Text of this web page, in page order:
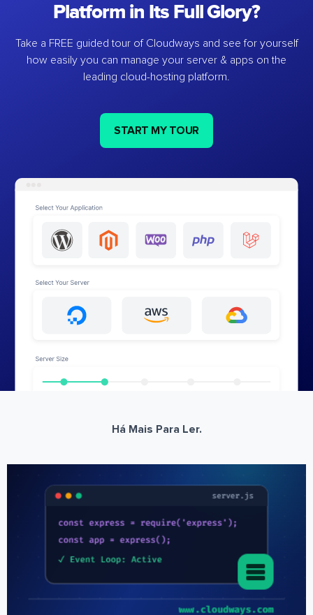
Platform in Its Full Glory?
Take a FREE guided tour of Cloudways and see for yourself
how easily you can manage your server & apps on the
leading cloud-hosting platform.
START MY TOUR
Há Mais Para Ler.